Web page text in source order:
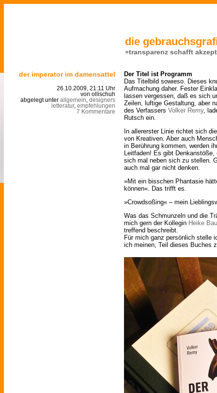
die
»transparenz schafft
der imperator im damensattel
26.10.2009, 21:11 Uhr
von ollischuh
abgelegt unter allgemein designers
letteratur, empfehlungen
7 Kommentare
Der Titel ist Programm
Das Titelbild sowieso. Dieses
Aufmachung daher. Fester
lassen vergessen, daß es sich
Zeilen, luftige Gestaltung, aber
des Verfassers Volker Remy,
Rutsch ein.
In allererster Linie richtet sich
von Kreativen. Aber auch
in Berührung kommen, werden
Leitfaden! Es gibt
sich mal neben sich zu stellen.
auch mal gar nicht denken.
»Mit ein bisschen Phantasie
können«. Das trifft es.
»Crowdsoßing« – mein
Was das Schmunzeln und die
mich gern der Kollegin Heike
treffend beschreibt.
Für mich ganz persönlich stelle
ich meinen, Teil dieses Buches